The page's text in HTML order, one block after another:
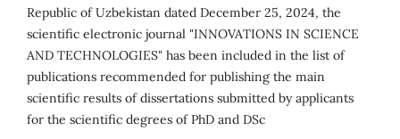
Republic of Uzbekistan dated December 25, 2024, the
scientific electronic journal "INNOVATIONS IN SCIENCE
AND TECHNOLOGIES" has been included in the list of
publications recommended for publishing the main
scientific results of dissertations submitted by applicants
for the scientific degrees of PhD and DSc